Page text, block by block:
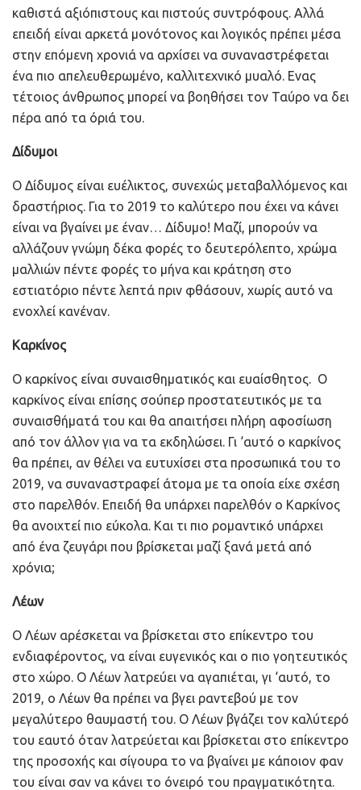
καθιστά αξιόπιστους και πιστούς συντρόφους. Αλλά
επειδή είναι αρκετά μονότονος και λογικός πρέπει μέσα
στην επόμενη χρονιά να αρχίσει να συναναστρέφεται
ένα πιο απελευθερωμένο, καλλιτεχνικό μυαλό. Ενας
τέτοιος άνθρωπος μπορεί να βοηθήσει τον Ταύρο να δει
πέρα από τα όριά του.
Δίδυμοι
Ο Δίδυμος είναι ευέλικτος, συνεχώς μεταβαλλόμενος και
δραστήριος. Για το 2019 το καλύτερο που έχει να κάνει
είναι να βγαίνει με έναν… Δίδυμο! Μαζί, μπορούν να
αλλάζουν γνώμη δέκα φορές το δευτερόλεπτο, χρώμα
μαλλιών πέντε φορές το μήνα και κράτηση στο
εστιατόριο πέντε λεπτά πριν φθάσουν, χωρίς αυτό να
ενοχλεί κανέναν.
Καρκίνος
Ο καρκίνος είναι συναισθηματικός και ευαίσθητος. Ο
καρκίνος είναι επίσης σούπερ προστατευτικός με τα
συναισθήματά του και θα απαιτήσει πλήρη αφοσίωση
από τον άλλον για να τα εκδηλώσει. Γι ‘αυτό ο καρκίνος
θα πρέπει, αν θέλει να ευτυχίσει στα προσωπικά του το
2019, να συναναστραφεί άτομα με τα οποία είχε σχέση
στο παρελθόν. Επειδή θα υπάρχει παρελθόν ο Καρκίνος
θα ανοιχτεί πιο εύκολα. Και τι πιο ρομαντικό υπάρχει
από ένα ζευγάρι που βρίσκεται μαζί ξανά μετά από
χρόνια;
Λέων
Ο Λέων αρέσκεται να βρίσκεται στο επίκεντρο του
ενδιαφέροντος, να είναι ευγενικός και ο πιο γοητευτικός
στο χώρο. Ο Λέων λατρεύει να αγαπιέται, γι ‘αυτό, το
2019, ο Λέων θα πρέπει να βγει ραντεβού με τον
μεγαλύτερο θαυμαστή του. Ο Λέων βγάζει τον καλύτερό
του εαυτό όταν λατρεύεται και βρίσκεται στο επίκεντρο
της προσοχής και σίγουρα το να βγαίνει με κάποιον φαν
του είναι σαν να κάνει το όνειρό του πραγματικότητα.